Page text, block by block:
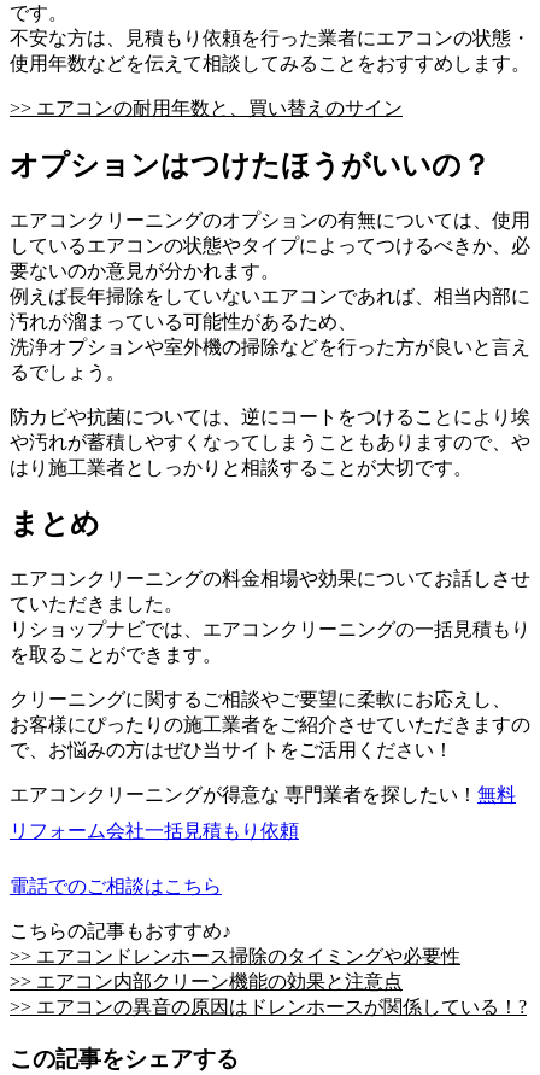
です。
不安な方は、見積もり依頼を行った業者にエアコンの状態・
使用年数などを伝えて相談してみることをおすすめします。
>> エアコンの耐用年数と、買い替えのサイン
オプションはつけたほうがいいの？
エアコンクリーニングのオプションの有無については、使用
しているエアコンの状態やタイプによってつけるべきか、必
要ないのか意見が分かれます。
例えば長年掃除をしていないエアコンであれば、相当内部に
汚れが溜まっている可能性があるため、
洗浄オプションや室外機の掃除などを行った方が良いと言え
るでしょう。
防カビや抗菌については、逆にコートをつけることにより埃
や汚れが蓄積しやすくなってしまうこともありますので、や
はり施工業者としっかりと相談することが大切です。
まとめ
エアコンクリーニングの料金相場や効果についてお話しさせ
ていただきました。
リショップナビでは、エアコンクリーニングの一括見積もり
を取ることができます。
クリーニングに関するご相談やご要望に柔軟にお応えし、
お客様にぴったりの施工業者をご紹介させていただきますの
で、お悩みの方はぜひ当サイトをご活用ください！
エアコンクリーニングが得意な 専門業者を探したい！ 無料
リフォーム会社一括見積もり依頼
電話でのご相談はこちら
こちらの記事もおすすめ♪
>> エアコンドレンホース掃除のタイミングや必要性
>> エアコン内部クリーン機能の効果と注意点
>> エアコンの異音の原因はドレンホースが関係している！?
この記事をシェアする